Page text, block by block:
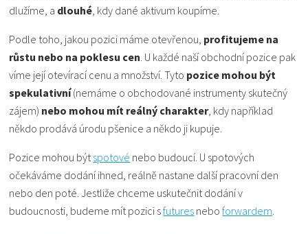
dlužíme, a dlouhé , kdy dané aktivum koupíme.
Podle toho, jakou pozici máme otevřenou, profitujeme na
růstu nebo na poklesu cen . U každé naší obchodní pozice pak
víme její otevírací cenu a množství. Tyto pozice mohou být
spekulativní(nemáme o obchodované instrumenty skutečný
zájem) nebo mohou mít reálný charakter, kdy například
někdo prodává úrodu pšenice a někdo ji kupuje.
Pozice mohou být spotové nebo budoucí. U spotových
očekáváme dodání ihned, reálně nastane další pracovní den
nebo den poté. Jestliže chceme uskutečnit dodání v
budoucnosti, budeme mít pozici sfutures neboforwardem